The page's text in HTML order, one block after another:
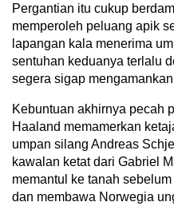
Pergantian itu cukup
memperoleh peluang apik
lapangan kala menerima
sentuhan keduanya terlalu
segera sigap
Kebuntuan akhirnya pecah
Haaland memamerkan
umpan silang Andreas
kawalan ketat dari Gabriel
memantul ke tanah
dan membawa Norwegia